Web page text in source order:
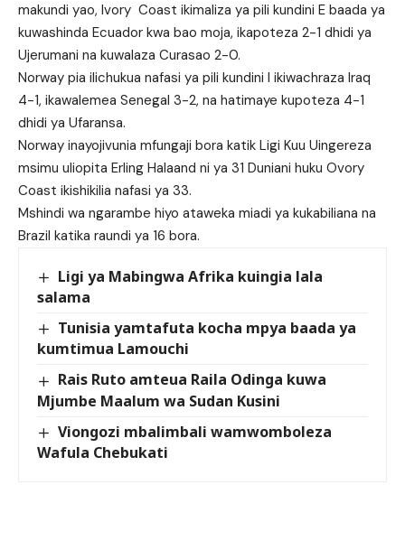
makundi yao, Ivory Coast ikimaliza ya pili kundini E baada ya
kuwashinda Ecuador kwa bao moja, ikapoteza 2-1 dhidi ya
Ujerumani na kuwalaza Curasao 2-0.
Norway pia ilichukua nafasi ya pili kundini I ikiwachraza Iraq
4-1, ikawalemea Senegal 3-2, na hatimaye kupoteza 4-1
dhidi ya Ufaransa.
Norway inayojivunia mfungaji bora katik Ligi Kuu Uingereza
msimu uliopita Erling Halaand ni ya 31 Duniani huku Ovory
Coast ikishikilia nafasi ya 33.
Mshindi wa ngarambe hiyo ataweka miadi ya kukabiliana na
Brazil katika raundi ya 16 bora.
Ligi ya Mabingwa Afrika kuingia lala
salama
Tunisia yamtafuta kocha mpya baada ya
kumtimua Lamouchi
Rais Ruto amteua Raila Odinga kuwa
Mjumbe Maalum wa Sudan Kusini
Viongozi mbalimbali wamwomboleza
Wafula Chebukati